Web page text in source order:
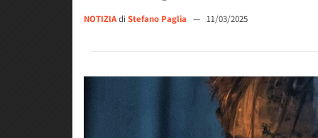
NOTIZIAdi Stefano Paglia — 11/03/2025